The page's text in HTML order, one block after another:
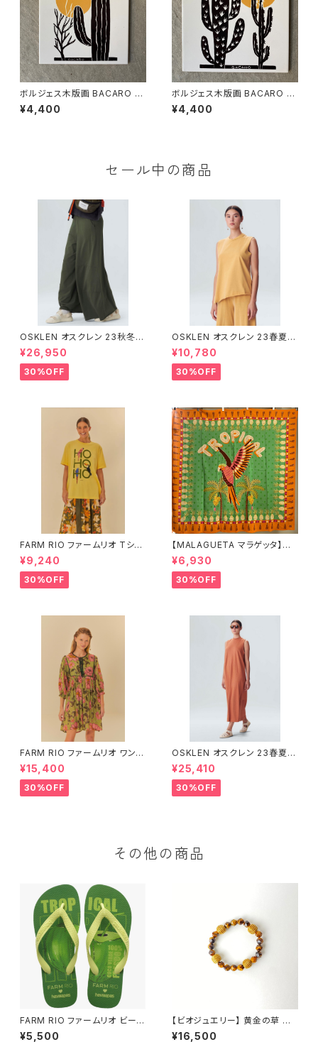
ボルジェス木版画 BACARO B
ORGES タイル『サボテンと木と
太陽』
¥4,400
ボルジェス木版画 BACARO B
ORGES タイル『サボテン２と黄
色い太陽』
¥4,400
セール中の商品
OSKLEN オスクレン 23秋冬
ボトムス 1045-69665
¥26,950
30%OFF
OSKLEN オスクレン 23春夏 ト
ップス 1027-67292
¥10,780
30%OFF
FARM RIO ファームリオ Tシャ
ツ HOHOHO
¥9,240
30%OFF
【MALAGUETA マラゲッタ】カ
ンガ TROPICAL
¥6,930
30%OFF
FARM RIO ファームリオ ワンピ
ース Aurora Floral
¥15,400
30%OFF
OSKLEN オスクレン 23春夏
ワンピース 1088-67330
¥25,410
30%OFF
その他の商品
FARM RIO ファームリオ ビーチ
サンダル Havaianas Tropical
¥5,500
【ビオジュエリー】 黄金の草 カッ
ピンドウラード ブレスレット タイ
¥16,500